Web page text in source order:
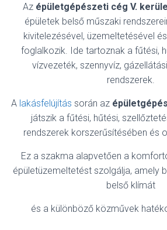
Az épületgépészeti cég V.
épületek belső műszaki
kivitelezésével, üzemeltetésével
foglalkozik. Ide tartoznak a fűtési,
vízvezeték, szennyvíz,
rendszerek.
A lakásfelújítás során az
játszik a fűtési, hűtési,
rendszerek korszerűsítésében és
Ez a szakma alapvetően a
épületüzemeltetést szolgálja, amely
belső klímát
és a különböző közművek